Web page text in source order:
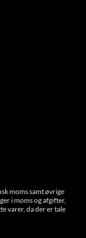
moms samt øvrige
i moms og afgifter,
varer, da der er tale